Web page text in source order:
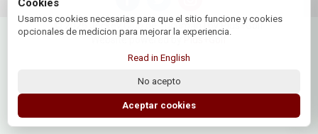
© 2026 Jockey Club de Tucuman | by Plus+Golf
Website powered by
Plus+Golf
Cookies
Usamos cookies necesarias para que el sitio funcione y cookies
opcionales de medicion para mejorar la experiencia.
Read in English
No acepto
Aceptar cookies